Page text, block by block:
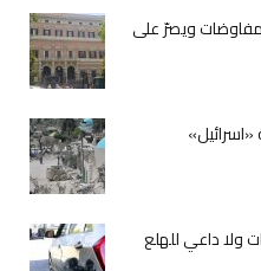
ويصرّ على
ولا داعي للهلع